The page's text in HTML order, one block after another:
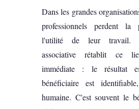
Dans les grandes
professionnels perdent la
l'utilité de leur travail.
associative rétablit ce
immédiate : le résultat
bénéficiaire est
humaine. C'est souvent le